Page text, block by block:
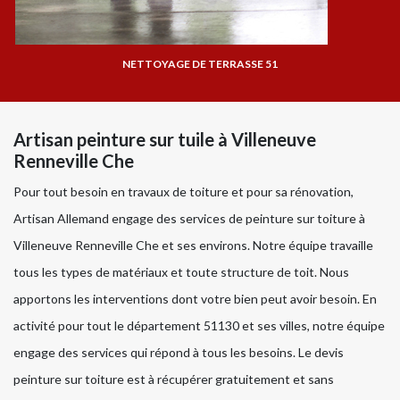
NETTOYAGE DE TERRASSE 51
Artisan peinture sur tuile à Villeneuve
Renneville Che
Pour tout besoin en travaux de toiture et pour sa rénovation,
Artisan Allemand engage des services de peinture sur toiture à
Villeneuve Renneville Che et ses environs. Notre équipe travaille
tous les types de matériaux et toute structure de toit. Nous
apportons les interventions dont votre bien peut avoir besoin. En
activité pour tout le département 51130 et ses villes, notre équipe
engage des services qui répond à tous les besoins. Le devis
peinture sur toiture est à récupérer gratuitement et sans